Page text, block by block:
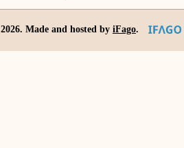
2026. Made and hosted by iFago.